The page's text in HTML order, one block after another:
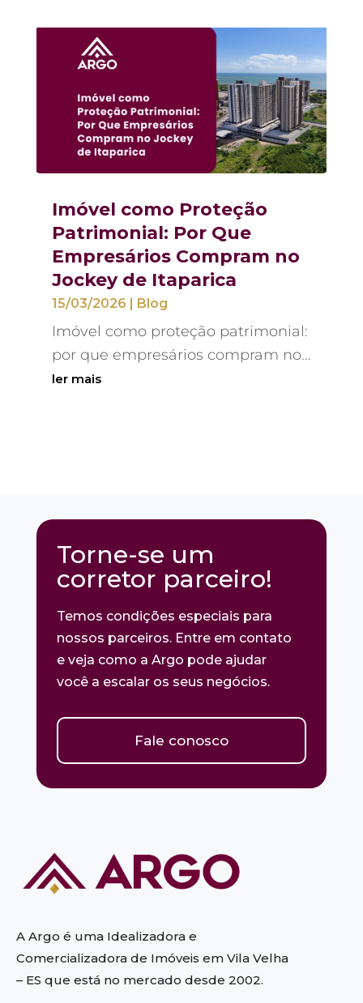
Imóvel como Proteção
Patrimonial: Por Que
Empresários Compram no
Jockey de Itaparica
15/03/2026 | Blog
Imóvel como proteção patrimonial:
por que empresários compram no...
ler mais
Torne-se um
corretor parceiro!
Temos condições especiais para
nossos parceiros. Entre em contato
e veja como a Argo pode ajudar
você a escalar os seus negócios.
Fale conosco
A Argo é uma Idealizadora e
Comercializadora de Imóveis em Vila Velha
– ES que está no mercado desde 2002.